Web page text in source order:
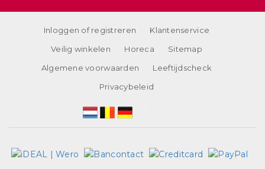
Inloggen of registreren
Klantenservice
Veilig winkelen
Horeca
Sitemap
Algemene voorwaarden
Leeftijdscheck
Privacybeleid